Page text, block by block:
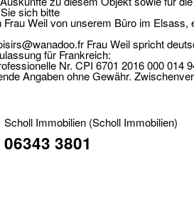
sich bitte
Frau Weil von unserem Büro im Elsass,
Frau Weil spricht
für Frankreich:
Nr. CPI 6701 2016 000 014
Angaben ohne Gewähr.
Scholl Immobilien (Scholl Immobilien)
06343 3801